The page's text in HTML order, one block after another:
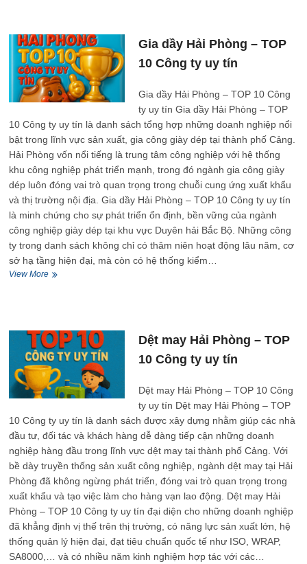
TOP
10
Công
ty
uy
tín
Gia dầy Hải Phòng – TOP
10 Công ty uy tín
Gia dầy Hải Phòng – TOP 10 Công
ty uy tín Gia dầy Hải Phòng – TOP
10 Công ty uy tín là danh sách tổng hợp những doanh nghiệp nổi
bật trong lĩnh vực sản xuất, gia công giày dép tại thành phố Cảng.
Hải Phòng vốn nổi tiếng là trung tâm công nghiệp với hệ thống
khu công nghiệp phát triển mạnh, trong đó ngành gia công giày
dép luôn đóng vai trò quan trọng trong chuỗi cung ứng xuất khẩu
và thị trường nội địa. Gia dầy Hải Phòng – TOP 10 Công ty uy tín
là minh chứng cho sự phát triển ổn định, bền vững của ngành
công nghiệp giày dép tại khu vực Duyên hải Bắc Bộ. Những công
ty trong danh sách không chỉ có thâm niên hoạt động lâu năm, cơ
sở hạ tầng hiện đại, mà còn có hệ thống kiểm…
View MoreGia
TOP
10
Công
ty
uy
tín
Dệt may Hải Phòng – TOP
10 Công ty uy tín
Dệt may Hải Phòng – TOP 10 Công
ty uy tín Dệt may Hải Phòng – TOP
10 Công ty uy tín là danh sách được xây dựng nhằm giúp các nhà
đầu tư, đối tác và khách hàng dễ dàng tiếp cận những doanh
nghiệp hàng đầu trong lĩnh vực dệt may tại thành phố Cảng. Với
bề dày truyền thống sản xuất công nghiệp, ngành dệt may tại Hải
Phòng đã không ngừng phát triển, đóng vai trò quan trọng trong
xuất khẩu và tạo việc làm cho hàng vạn lao động. Dệt may Hải
Phòng – TOP 10 Công ty uy tín đại diện cho những doanh nghiệp
đã khẳng định vị thế trên thị trường, có năng lực sản xuất lớn, hệ
thống quản lý hiện đại, đạt tiêu chuẩn quốc tế như ISO, WRAP,
SA8000,… và có nhiều năm kinh nghiệm hợp tác với các…